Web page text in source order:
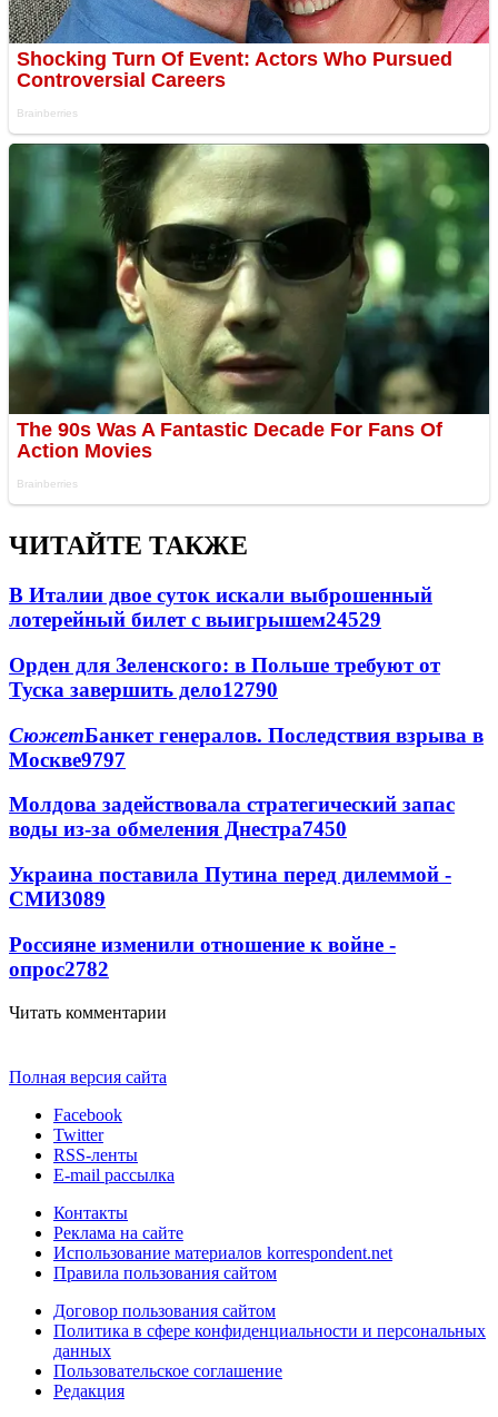
ЧИТАЙТЕ ТАКЖЕ
В Италии двое суток искали выброшенный
лотерейный билет с выигрышем24529
Орден для Зеленского: в Польше требуют от
Туска завершить дело12790
СюжетБанкет генералов. Последствия взрыва в
Москве9797
Молдова задействовала стратегический запас
воды из-за обмеления Днестра7450
Украина поставила Путина перед дилеммой -
СМИ3089
Россияне изменили отношение к войне -
опрос2782
Читать комментарии
Полная версия сайта
Facebook
Twitter
RSS-ленты
E-mail рассылка
Контакты
Реклама на сайте
Использование материалов korrespondent.net
Правила пользования сайтом
Договор пользования сайтом
Политика в сфере конфиденциальности и персональных
данных
Пользовательское соглашение
Редакция